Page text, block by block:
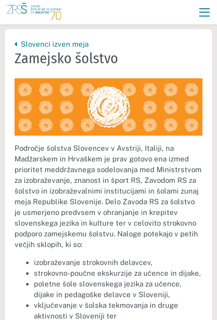
Nazaj na vrhnjo stran:
Slovenci izven meja
Zamejsko šolstvo
Področje šolstva Slovencev v Avstriji, Italiji, na
Madžarskem in Hrvaškem je prav gotovo ena izmed
prioritet meddržavnega sodelovanja med Ministrstvom
za izobraževanje, znanost in šport RS, Zavodom RS za
šolstvo in izobraževalnimi institucijami in šolami zunaj
meja Republike Slovenije. Delo Zavoda RS za šolstvo
je usmerjeno predvsem v ohranjanje in krepitev
slovenskega jezika in kulture ter v celovito strokovno
podporo zamejskemu šolstvu. Naloge potekajo v petih
večjih sklopih, ki so:
izobraževanje strokovnih delavcev,
strokovno-poučne ekskurzije za učence in dijake,
poletne šole slovenskega jezika za učence,
dijake in pedagoške delavce v Sloveniji,
vključevanje v šolska tekmovanja in druge
aktivnosti v Sloveniji ter